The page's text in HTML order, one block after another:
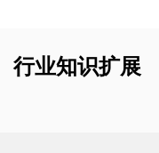
行业知识扩展